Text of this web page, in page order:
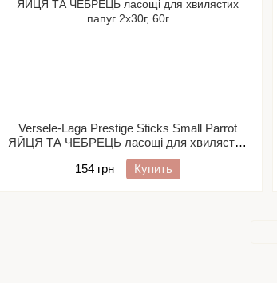
Versele-Laga Prestige Sticks Small Parrot
ЯЙЦЯ ТА ЧЕБРЕЦЬ ласощі для хвилястих
папуг 2х30г
154 грн
Купить